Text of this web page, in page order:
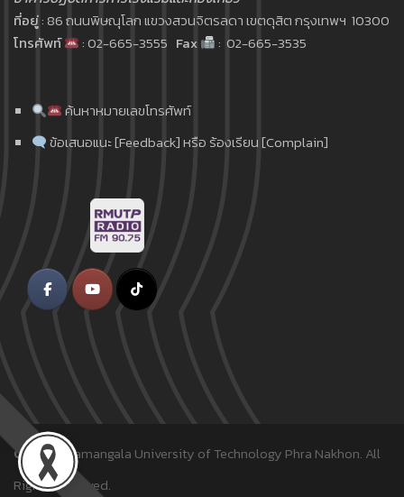
ที่อยู่: 86 ถนนพิษณุโลก แขวงสวนจิตรลดา เขตดุสิต กรุงเทพฯ 10300
โทรศัพท์
: 02-665-3555 Fax : 02-665-3535
ค้นหาหมายเลขโทรศัพท์
ข้อเสนอแนะ [Feedback] หรือ ร้องเรียน [Complain]
© 2018 Rajamangala University of Technology Phra Nakhon. All
Rights Reserved.